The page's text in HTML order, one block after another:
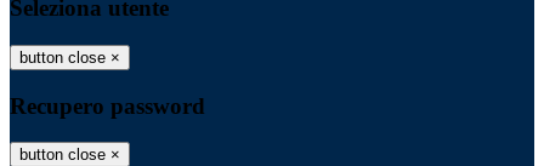
Seleziona utente
button close ×
Recupero password
button close ×